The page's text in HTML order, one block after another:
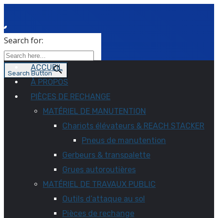
Search for:
Search Button
ACCUEIL
À PROPOS
PIÈCES DE RECHANGE
MATÉRIEL DE MANUTENTION
Chariots élévateurs & REACH STACKER
Pneus de manutention
Gerbeurs & transpalette
Grues autoroutières
MATÉRIEL DE TRAVAUX PUBLIC
Outils d’attaque au sol
Pièces de rechange